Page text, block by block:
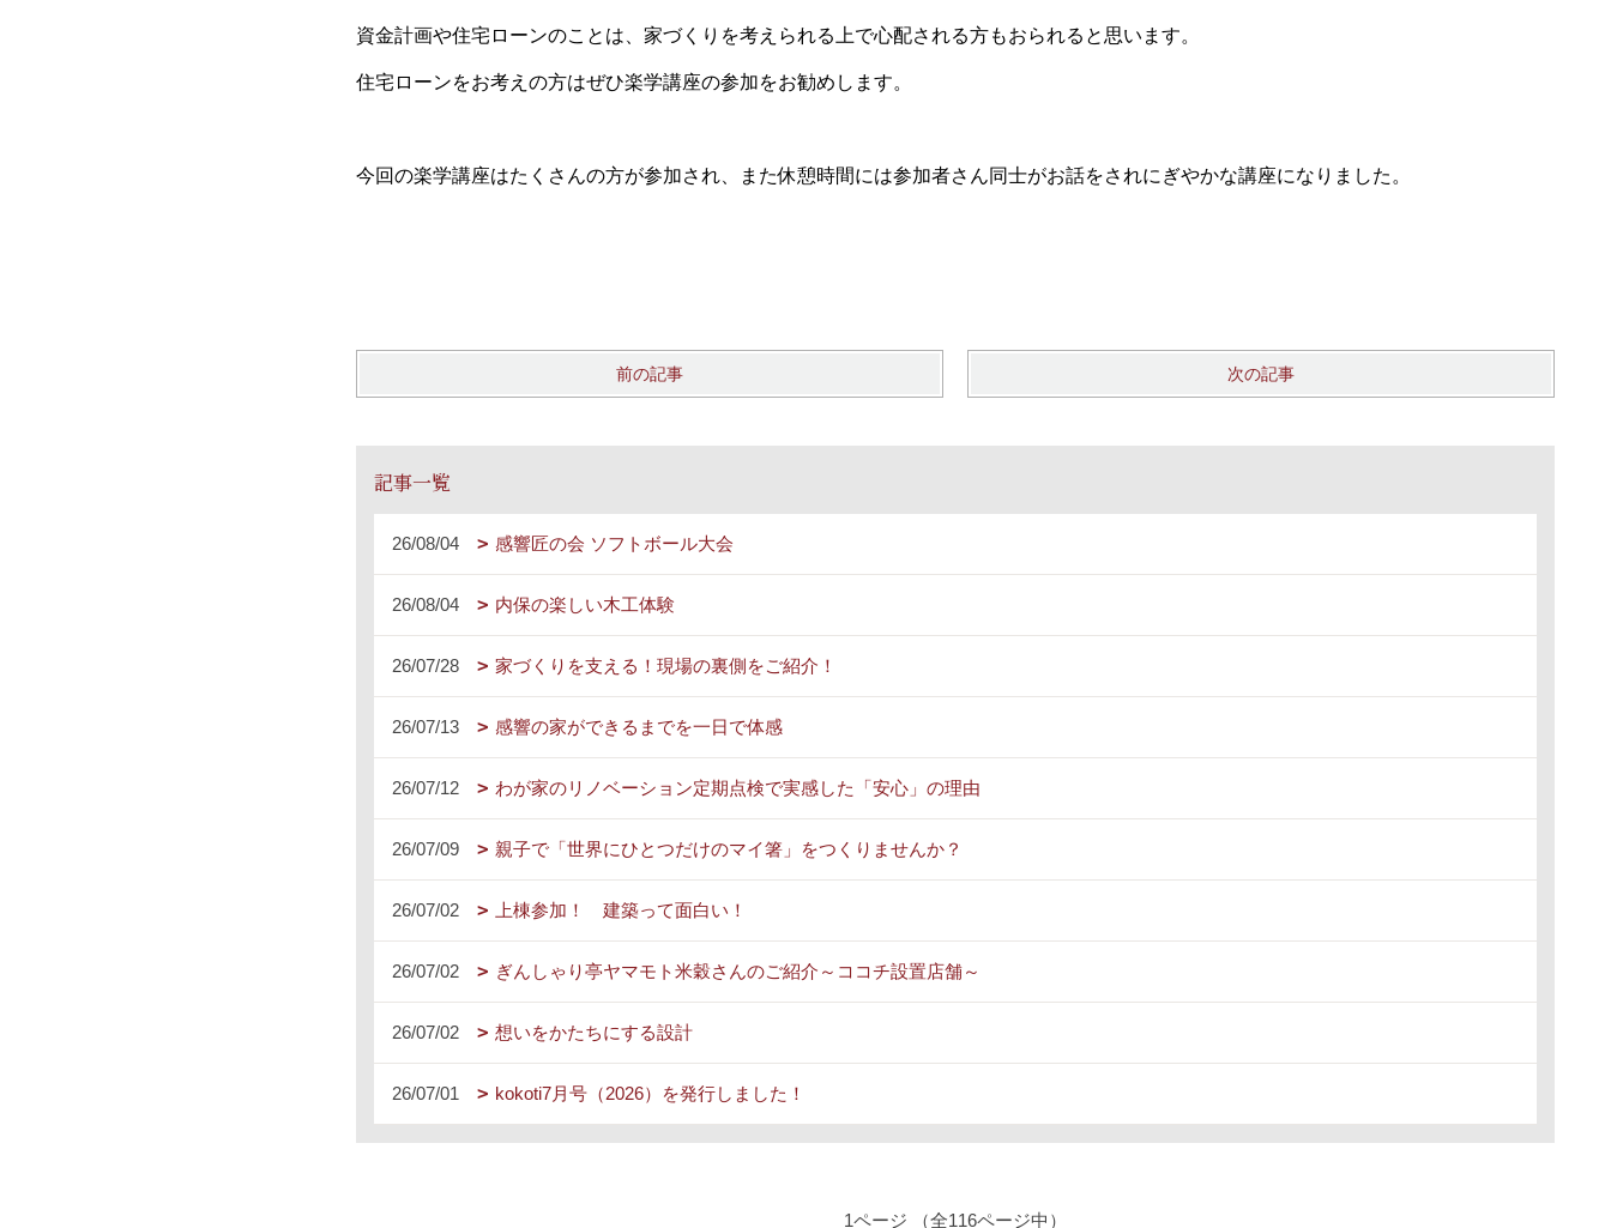
資金計画や住宅ローンのことは、家づくりを考えられる上で心配される方もおられると思います。
住宅ローンをお考えの方はぜひ楽学講座の参加をお勧めします。
今回の楽学講座はたくさんの方が参加され、また休憩時間には参加者さん同士がお話をされにぎやかな講座になりました。
前の記事 次の記事
記事一覧
26/08/04 感響匠の会 ソフトボール大会
26/08/04 内保の楽しい木工体験
26/07/28 家づくりを支える！現場の裏側をご紹介！
26/07/13 感響の家ができるまでを一日で体感
26/07/12 わが家のリノベーション定期点検で実感した「安心」の理由
26/07/09 親子で「世界にひとつだけのマイ箸」をつくりませんか？
26/07/02 上棟参加！ 建築って面白い！
26/07/02 ぎんしゃり亭ヤマモト米穀さんのご紹介～ココチ設置店舗～
26/07/02 想いをかたちにする設計
26/07/01 kokoti7月号（2026）を発行しました！
1ページ （全116ページ中）